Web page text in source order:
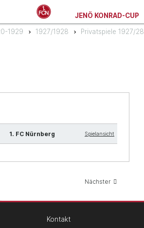
JENÖ KONRAD-CUP
1929 1927/1928 Privatspiele 1927/28
1. FC Nürnberg Spielansicht
Nächster
Kontakt